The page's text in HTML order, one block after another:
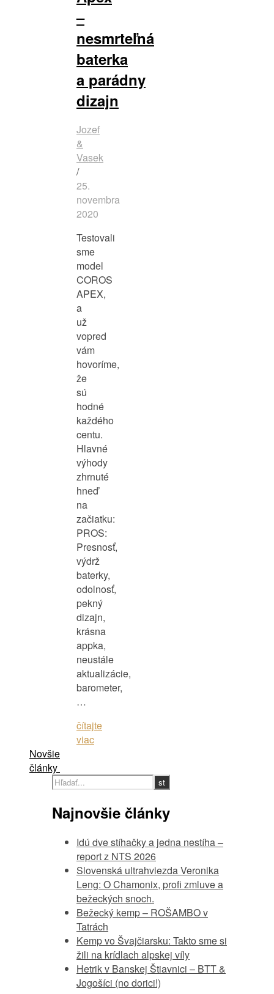
–
nesmrteľná
baterka
a parádny
dizajn
Jozef
&
Vasek
/
25.
novembra
2020
Testovali
sme
model
COROS
APEX,
a
už
vopred
vám
hovoríme,
že
sú
hodné
každého
centu.
Hlavné
výhody
zhrnuté
hneď
na
začiatku:
PROS:
Presnosť,
výdrž
baterky,
odolnosť,
pekný
dizajn,
krásna
appka,
neustále
aktualizácie,
barometer,
…
čítajte
viac
Novšie
články
Najnovšie články
Idú dve stíhačky a jedna nestíha –
report z NTS 2026
Slovenská ultrahviezda Veronika
Leng: O Chamonix, profi zmluve a
bežeckých snoch.
Bežecký kemp – ROŠAMBO v
Tatrách
Kemp vo Švajčiarsku: Takto sme si
žili na krídlach alpskej víly
Hetrik v Banskej Štiavnici – BTT &
Jogošíci (no dorici!)